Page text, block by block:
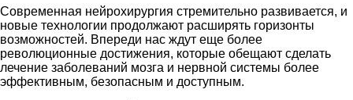
Современная нейрохирургия стремительно развивается, и
новые технологии продолжают расширять горизонты
возможностей. Впереди нас ждут еще более
революционные достижения, которые обещают сделать
лечение заболеваний мозга и нервной системы более
эффективным, безопасным и доступным.